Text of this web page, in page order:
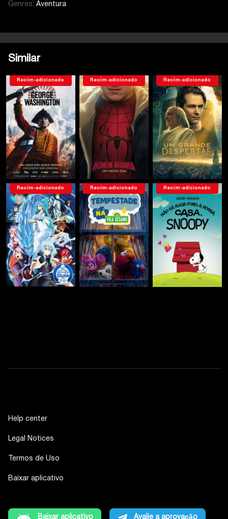
Genres: Aventura
Similar
Recém-adicionado Recém-adicionado Recém-adicionado
Recém-adicionado Recém-adicionado Recém-adicionado
Help center
Legal Notices
Termos de Uso
Baixar aplicativo
Baixar aplicativo Avalie a aprovação